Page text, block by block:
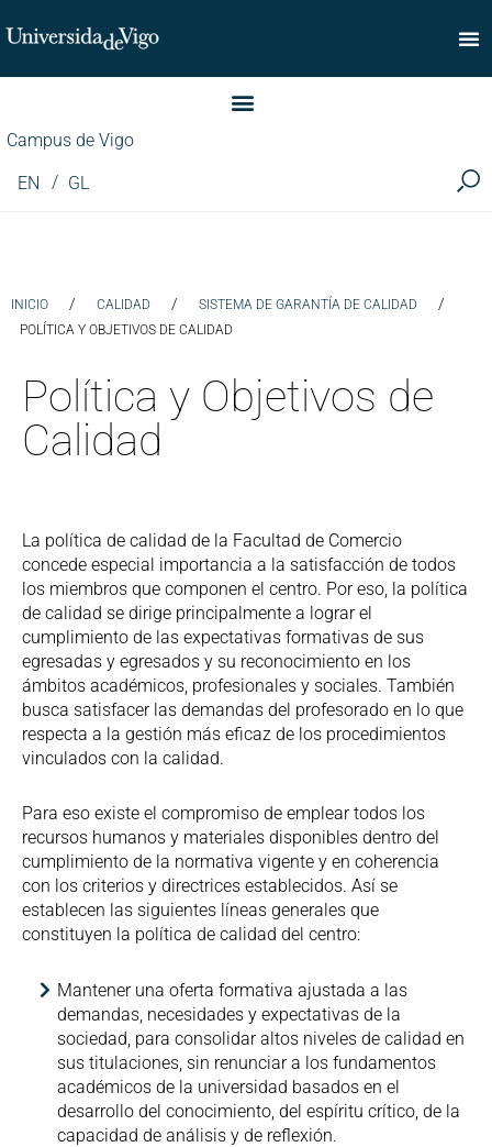
Facultad de Comercio
Campus de Vigo
EN GL
INICIO / CALIDAD / SISTEMA DE GARANTÍA DE CALIDAD /
POLÍTICA Y OBJETIVOS DE CALIDAD
Política y Objetivos de
Calidad
La política de calidad de la Facultad de Comercio
concede especial importancia a la satisfacción de todos
los miembros que componen el centro. Por eso, la política
de calidad se dirige principalmente a lograr el
cumplimiento de las expectativas formativas de sus
egresadas y egresados y su reconocimiento en los
ámbitos académicos, profesionales y sociales. También
busca satisfacer las demandas del profesorado en lo que
respecta a la gestión más eficaz de los procedimientos
vinculados con la calidad.
Para eso existe el compromiso de emplear todos los
recursos humanos y materiales disponibles dentro del
cumplimiento de la normativa vigente y en coherencia
con los criterios y directrices establecidos. Así se
establecen las siguientes líneas generales que
constituyen la política de calidad del centro:
Mantener una oferta formativa ajustada a las
demandas, necesidades y expectativas de la
sociedad, para consolidar altos niveles de calidad en
sus titulaciones, sin renunciar a los fundamentos
académicos de la universidad basados en el
desarrollo del conocimiento, del espíritu crítico, de la
capacidad de análisis y de reflexión.